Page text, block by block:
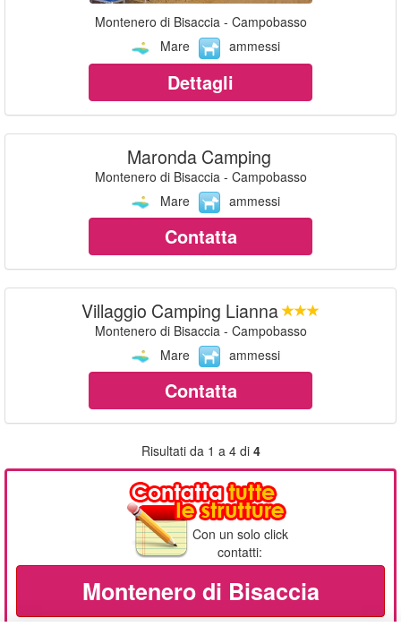
Montenero di Bisaccia - Campobasso
Mare
ammessi
Dettagli
Maronda Camping
Montenero di Bisaccia - Campobasso
Mare
ammessi
Contatta
Villaggio Camping Lianna
Montenero di Bisaccia - Campobasso
Mare
ammessi
Contatta
Risultati da 1 a 4 di 4
Con un solo click
contatti:
Montenero di Bisaccia